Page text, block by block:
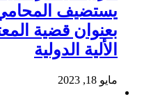
يستضيف
بعنوان قضية
الألية الدولية
مايو 18, 2023